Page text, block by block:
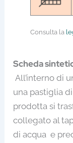
Consulta la
Scheda
All’interno di
una pastiglia
prodotta si
collegato al
di acqua e